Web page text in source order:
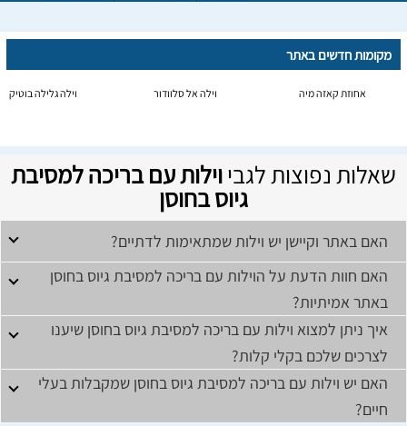
מקומות חדשים באתר
אחוזת קאזה מיה וילה אל סלוודור וילה גלילה בוטיק
שאלות נפוצות לגביוילות עם בריכה למסיבת
גיוס בחוסן
האם באתר וקיישן יש וילות שמתאימות לדתיים?
האם חוות הדעת על הוילות עם בריכה למסיבת גיוס בחוסן
באתר אמיתיות?
איך ניתן למצוא וילות עם בריכה למסיבת גיוס בחוסן שיענו
לצרכים שלכם בקלי קלות?
האם יש וילות עם בריכה למסיבת גיוס בחוסן שמקבלות בעלי
חיים?